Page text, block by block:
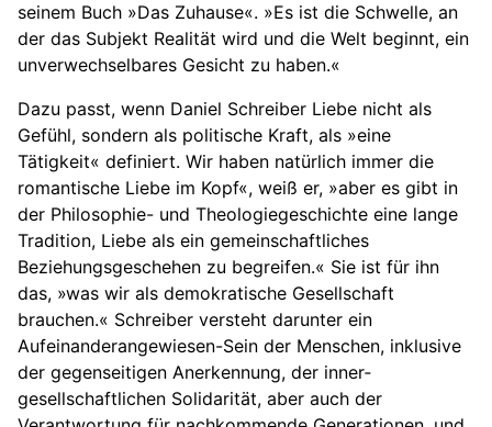
seinem Buch »Das Zuhause«. »Es ist die Schwelle, an
der das Subjekt Realität wird und die Welt beginnt, ein
unverwechselbares Gesicht zu haben.«
Dazu passt, wenn Daniel Schreiber Liebe nicht als
Gefühl, sondern als politische Kraft, als »eine
Tätigkeit« definiert. Wir haben natürlich immer die
romantische Liebe im Kopf«, weiß er, »aber es gibt in
der Philosophie- und Theologie­geschichte eine lange
Tradition, Liebe als ein gemein­schaftliches
Beziehungs­geschehen zu begreifen.« Sie ist für ihn
das, »was wir als demokratische Gesellschaft
brauchen.« Schreiber versteht darunter ein
Aufeinanderangewiesen-Sein der Menschen, inklusive
der gegenseitigen Anerkennung, der inner­
gesellschaftlichen Solidarität, aber auch der